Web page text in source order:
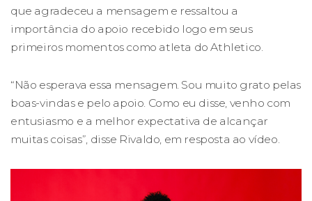
que agradeceu a mensagem e ressaltou a
importância do apoio recebido logo em seus
primeiros momentos como atleta do Athletico.
“Não esperava essa mensagem. Sou muito grato pelas
boas-vindas e pelo apoio. Como eu disse, venho com
entusiasmo e a melhor expectativa de alcançar
muitas coisas”, disse Rivaldo, em resposta ao vídeo.